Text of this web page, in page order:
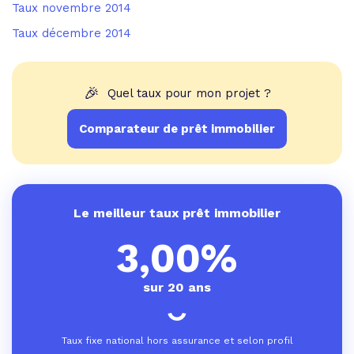
Taux novembre 2014
Taux décembre 2014
🎉 Quel taux pour mon projet ?
Comparateur de prêt immobilier
Le meilleur taux prêt immobilier
3,00%
sur 20 ans
Taux fixe national hors assurance et selon profil